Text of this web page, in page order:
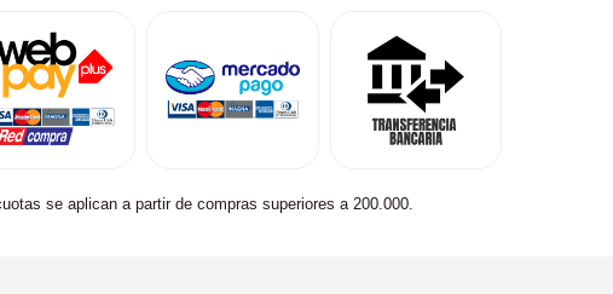
se aplican a partir de compras superiores a 200.000.